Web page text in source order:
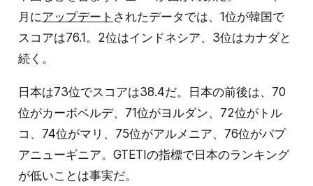
月にアップデート されたデータでは、1位が韓国で
スコアは76.1。2位はインドネシア、3位はカナダと
続く。
日本は73位でスコアは38.4だ。日本の前後は、70
位がカーボベルデ、71位がヨルダン、72位がトル
コ、74位がマリ、75位がアルメニア、76位がパプ
アニューギニア。GTETIの指標で日本のランキング
が低いことは事実だ。